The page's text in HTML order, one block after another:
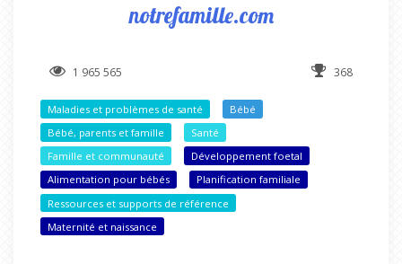
notrefamille.com
1 965 565 368
Maladies et problèmes de santé
Bébé
Bébé, parents et famille
Santé
Famille et communauté
Développement foetal
Alimentation pour bébés
Planification familiale
Ressources et supports de référence
Maternité et naissance